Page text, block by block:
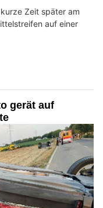
Zeit später am
auf einer
gerät auf